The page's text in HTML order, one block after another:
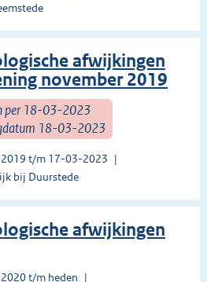
afwijkingen
november 2019
per 18-03-2023
18-03-2023
t/m 17-03-2023
bij Duurstede
afwijkingen
t/m heden